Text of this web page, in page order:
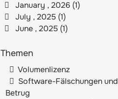
January , 2026 (1)
July , 2025 (1)
June , 2025 (1)
Themen
Volumenlizenz
Software-Fälschungen und
Betrug